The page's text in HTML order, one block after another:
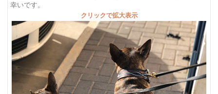
幸いです。
クリックで拡大表示